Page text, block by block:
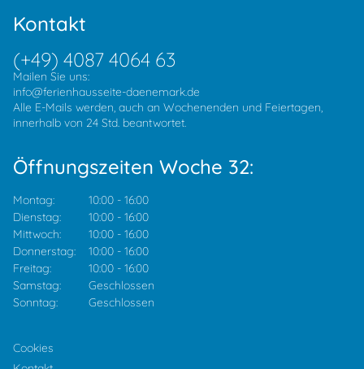
Kontakt
(+49) 4087 4064 63
Mailen Sie uns:
info@ferienhausseite-daenemark.de
Alle E-Mails werden, auch an Wochenenden und Feiertagen,
innerhalb von 24 Std. beantwortet.
Öffnungszeiten Woche 32:
Montag: 10:00 - 16:00
Dienstag:
10:00 - 16:00
Mittwoch:
10:00 - 16:00
Donnerstag:
10:00 - 16:00
Freitag:
10:00 - 16:00
Samstag:
Geschlossen
Sonntag:
Geschlossen
Cookies